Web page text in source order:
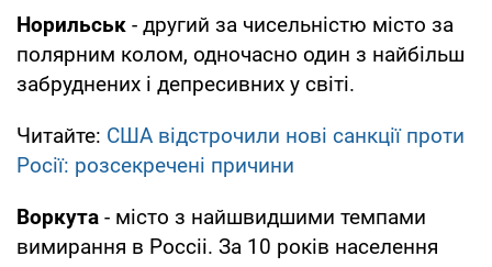
Норильськ - другий за чисельністю місто за
полярним колом, одночасно один з найбільш
забруднених і депресивних у світі.
Читайте: США відстрочили нові санкції проти
Росії: розсекречені причини
Воркута - місто з найшвидшими темпами
вимирання в Россіі. За 10 років населення